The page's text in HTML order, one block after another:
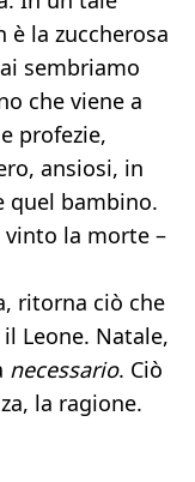
è la zuccherosa
sembriamo
che viene a
profezie,
ansiosi, in
quel bambino.
vinto la morte –
ritorna ciò che
Leone. Natale,
necessario. Ciò
la ragione.